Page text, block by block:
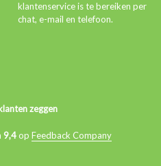
klantenservice is te bereiken per
chat, e-mail en telefoon.
zeggen
9,4op Feedback Company